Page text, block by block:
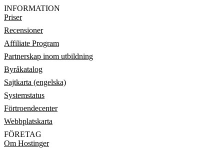
INFORMATION
Priser
Recensioner
Affiliate Program
Partnerskap inom utbildning
Byråkatalog
Sajtkarta (engelska)
Systemstatus
Förtroendecenter
Webbplatskarta
FÖRETAG
Om Hostinger